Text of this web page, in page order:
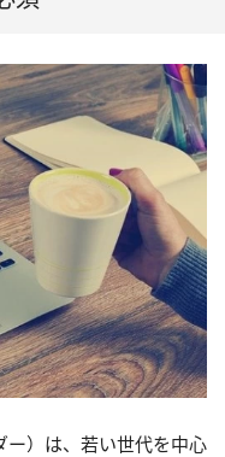
ー）は、若い世代を中心